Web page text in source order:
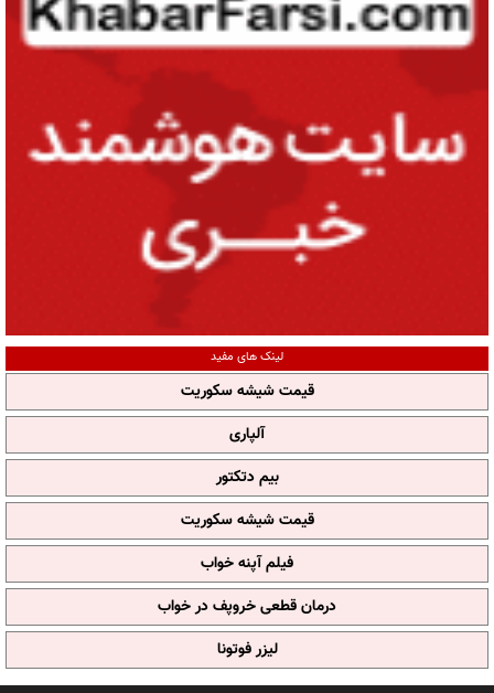
لینک های مفید
قیمت شیشه سکوریت
آلپاری
بیم دتکتور
قیمت شیشه سکوریت
فیلم آپنه خواب
درمان قطعی خروپف در خواب
لیزر فوتونا